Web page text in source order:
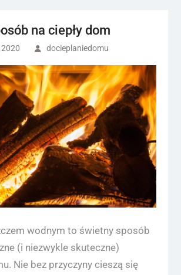
na ciepły dom
docieplaniedomu
wodnym to świetny sposób
(i niezwykle skuteczne)
Nie bez przyczyny cieszą się